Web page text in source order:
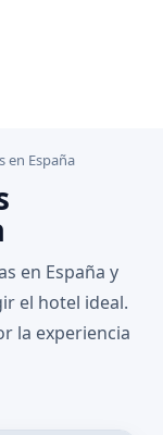
en España
en España y
el hotel ideal.
la experiencia